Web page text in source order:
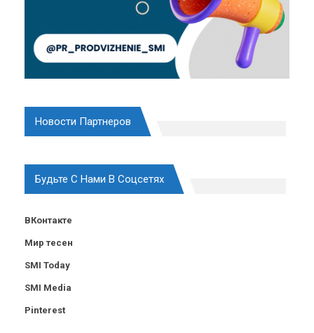
Новости Партнеров
Будьте С Нами В Соцсетях
ВКонтакте
Мир тесен
SMI Today
SMI Media
Pinterest